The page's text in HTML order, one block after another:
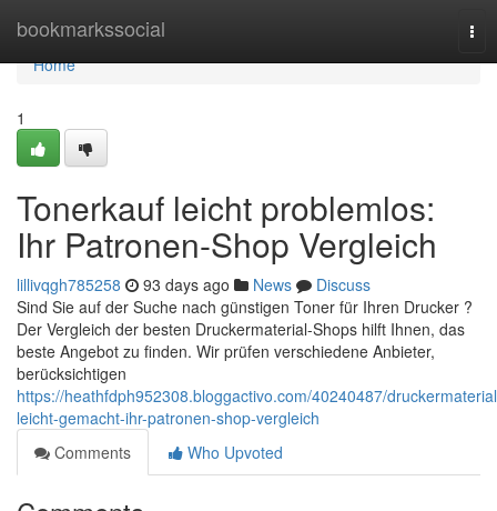
bookmarkssocial
Home
Home
1
Tonerkauf leicht problemlos:
Ihr Patronen-Shop Vergleich
lillivqgh785258 93 days ago News
Discuss
Sind Sie auf der Suche nach günstigen Toner für Ihren Drucker ?
Der Vergleich der besten Druckermaterial-Shops hilft Ihnen, das
beste Angebot zu finden. Wir prüfen verschiedene Anbieter,
berücksichtigen
https://heathfdph952308.bloggactivo.com/40240487/
leicht-gemacht-ihr-patronen-shop-vergleich
Comments
Who Upvoted